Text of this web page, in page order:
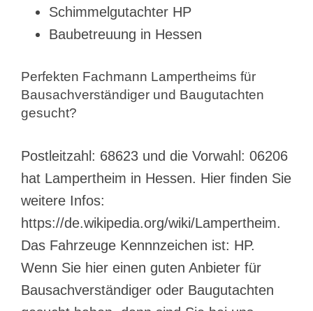
Schimmelgutachter HP
Baubetreuung in Hessen
Perfekten Fachmann Lampertheims für
Bausachverständiger und Baugutachten
gesucht?
Postleitzahl: 68623 und die Vorwahl: 06206
hat Lampertheim in Hessen. Hier finden Sie
weitere Infos:
https://de.wikipedia.org/wiki/Lampertheim.
Das Fahrzeuge Kennnzeichen ist: HP.
Wenn Sie hier einen guten Anbieter für
Bausachverständiger oder Baugutachten